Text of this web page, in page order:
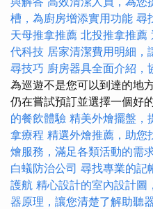
槽，為廚房增添實用功能 尋
天母推拿推薦 北投推拿推薦
代科技 居家清潔費用明細，
尋技巧 廚房器具全面介紹，
為巡遊不是您可以到達的地
仍在嘗試預訂並選擇一個好
的餐飲體驗 精美外燴擺盤，
拿療程 精選外燴推薦，助您
燴服務，滿足各類活動的需
白蟻防治公司 尋找專業的記
護航 精心設計的室內設計圖
器原理，讓您清楚了解助聽